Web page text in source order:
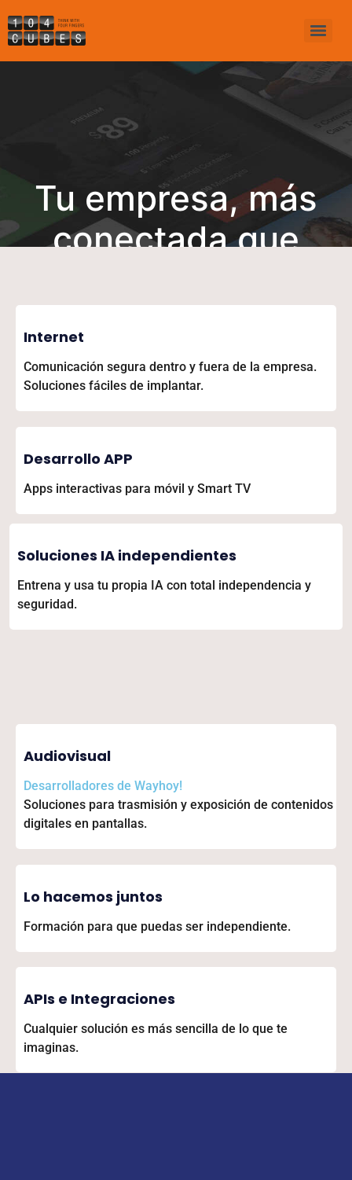
Tu empresa, más
conectada que
Internet
Comunicación segura dentro y fuera de la empresa.
Soluciones fáciles de implantar.
Desarrollo APP
Apps interactivas para móvil y Smart TV
Soluciones IA independientes
Entrena y usa tu propia IA con total independencia y
seguridad.
Audiovisual
Desarrolladores de Wayhoy!
Soluciones para trasmisión y exposición de contenidos
digitales en pantallas.
Lo hacemos juntos
Formación para que puedas ser independiente.
APIs e Integraciones
Cualquier solución es más sencilla de lo que te
imaginas.